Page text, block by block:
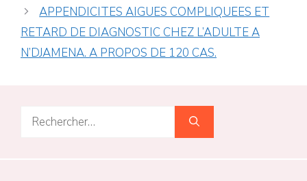
APPENDICITES AIGUES COMPLIQUEES ET
RETARD DE DIAGNOSTIC CHEZ L’ADULTE A
N’DJAMENA. A PROPOS DE 120 CAS.
Rechercher :